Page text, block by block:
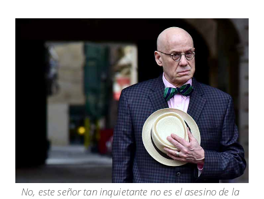
No, este señor tan inquietante no es el asesino de la